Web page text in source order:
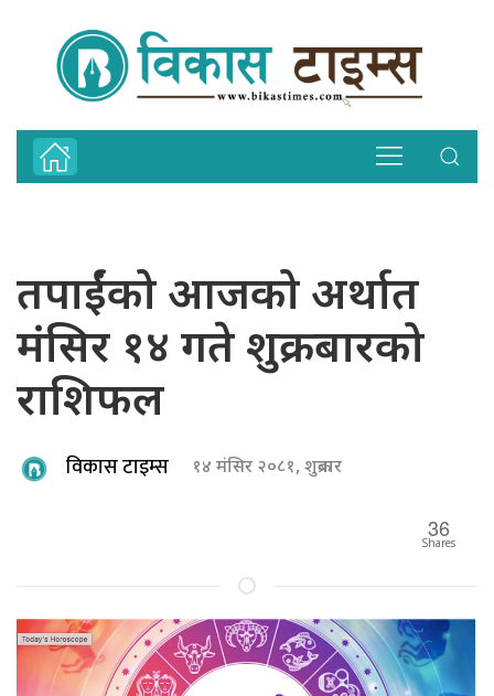
तपाईंको आजको अर्थात
मंसिर १४ गते शुक्रबारको
राशिफल
विकास टाइम्स १४ मंसिर २०८१, शुक्रबार
36
Shares